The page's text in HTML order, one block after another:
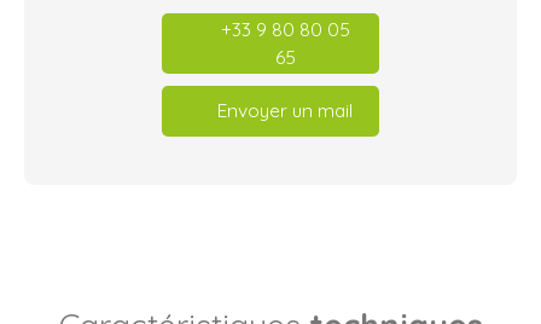
+33 9 80 80 05
65
Envoyer un mail